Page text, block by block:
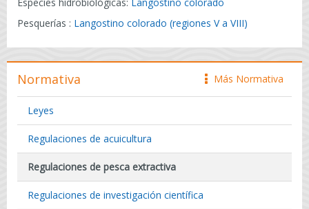
Pesquerías : Langostino colorado (regiones V a VIII)
icono
Más Normativa
Normativa
Leyes
Regulaciones de acuicultura
Regulaciones de pesca extractiva
Regulaciones de investigación científica